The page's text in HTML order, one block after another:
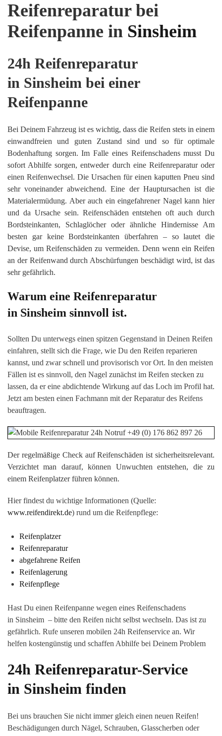
Reifenreparatur bei
Reifenpanne in Sinsheim
24h Reifenreparatur
in Sinsheim bei einer
Reifenpanne
Bei Deinem Fahrzeug ist es wichtig, dass die Reifen stets in einem
einwandfreien und guten Zustand sind und so für optimale
Bodenhaftung sorgen. Im Falle eines Reifenschadens musst Du
sofort Abhilfe sorgen, entweder durch eine Reifenreparatur oder
einen Reifenwechsel. Die Ursachen für einen kaputten Pneu sind
sehr voneinander abweichend. Eine der Hauptursachen ist die
Materialermüdung. Aber auch ein eingefahrener Nagel kann hier
und da Ursache sein. Reifenschäden entstehen oft auch durch
Bordsteinkanten, Schlaglöcher oder ähnliche Hindernisse Am
besten gar keine Bordsteinkanten überfahren – so lautet die
Devise, um Reifenschäden zu vermeiden. Denn wenn ein Reifen
an der Reifenwand durch Abschürfungen beschädigt wird, ist das
sehr gefährlich.
Warum eine Reifenreparatur
in Sinsheim sinnvoll ist.
Sollten Du unterwegs einen spitzen Gegenstand in Deinen Reifen
einfahren, stellt sich die Frage, wie Du den Reifen reparieren
kannst, und zwar schnell und provisorisch vor Ort. In den meisten
Fällen ist es sinnvoll, den Nagel zunächst im Reifen stecken zu
lassen, da er eine abdichtende Wirkung auf das Loch im Profil hat.
Jetzt am besten einen Fachmann mit der Reparatur des Reifens
beauftragen.
Der regelmäßige Check auf Reifenschäden ist sicherheitsrelevant.
Verzichtet man darauf, können Unwuchten entstehen, die zu
einem Reifenplatzer führen können.
Hier findest du wichtige Informationen (Quelle:
www.reifendirekt.de) rund um die Reifenpflege:
Reifenplatzer
Reifenreparatur
abgefahrene Reifen
Reifenlagerung
Reifenpflege
Hast Du einen Reifenpanne wegen eines Reifenschadens
in Sinsheim – bitte den Reifen nicht selbst wechseln. Das ist zu
gefährlich. Rufe unseren mobilen 24h Reifenservice an. Wir
helfen kostengünstig und schaffen Abhilfe bei Deinem Problem
24h Reifenreparatur-Service
in Sinsheim finden
Bei uns brauchen Sie nicht immer gleich einen neuen Reifen!
Beschädigungen durch Nägel, Schrauben, Glasscherben oder